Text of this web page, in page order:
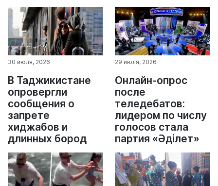
30 июля, 2026
В Таджикистане
опровергли
сообщения о
запрете
хиджабов и
длинных бород
29 июля, 2026
Онлайн-опрос
после
теледебатов:
лидером по числу
голосов стала
партия «Әділет»